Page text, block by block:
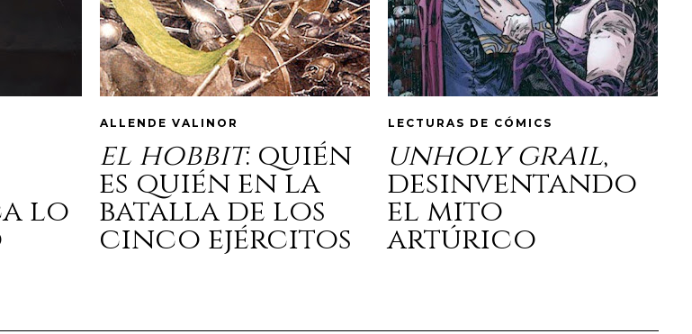
lo
ALLENDE VALINOR
el hobbit: quién
es quién en la
batalla de los
cinco ejércitos
LECTURAS DE CÓMICS
unholy grail,
desinventando
el mito
artúrico